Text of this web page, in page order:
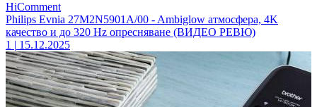
HiComment
Philips Evnia 27M2N5901A/00 - Ambiglow атмосфера, 4K
качество и до 320 Hz опресняване (ВИДЕО РЕВЮ)
1 | 15.12.2025